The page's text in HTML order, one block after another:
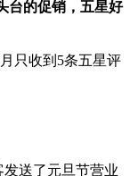
台的促销，五星好
只收到5条五星评
发送了元旦节营业